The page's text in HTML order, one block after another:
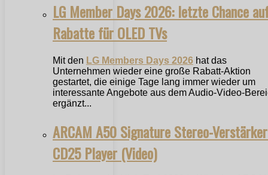
LG Member Days 2026: letzte Chance
Rabatte für OLED TVs
Mit den LG Members Days 2026 hat das
Unternehmen wieder eine große Rabatt-Aktion
gestartet, die einige Tage lang immer wieder um
interessante Angebote aus dem Audio-Video-
ergänzt...
ARCAM A50 Signature Stereo-
CD25 Player (Video)